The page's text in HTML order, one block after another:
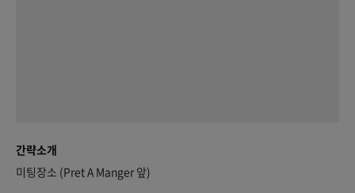
간략소개
미팅장소 (Pret A Manger 앞)